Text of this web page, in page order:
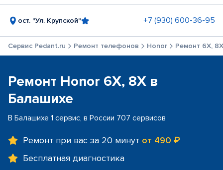
ост. "Ул. Крупской" +7 (930) 600-36-95
Сервис Pedant.ru Ремонт телефонов Honor Ремонт 6X, 8X
Ремонт Honor 6X, 8X в
Балашихе
В Балашихе 1 сервис, в России 707 сервисов
Ремонт при вас за 20 минут от 490 ₽
Бесплатная диагностика